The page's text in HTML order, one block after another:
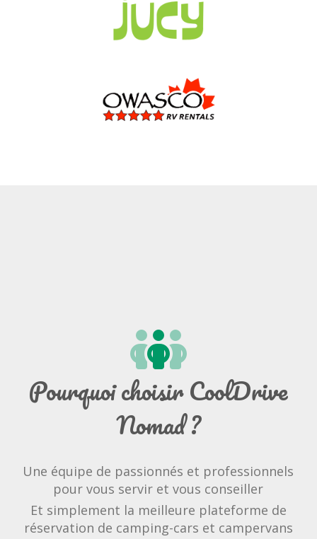
Pourquoi choisir CoolDrive
Nomad ?
Une équipe de passionnés et professionnels
pour vous servir et vous conseiller
Et simplement la meilleure plateforme de
réservation de camping-cars et campervans